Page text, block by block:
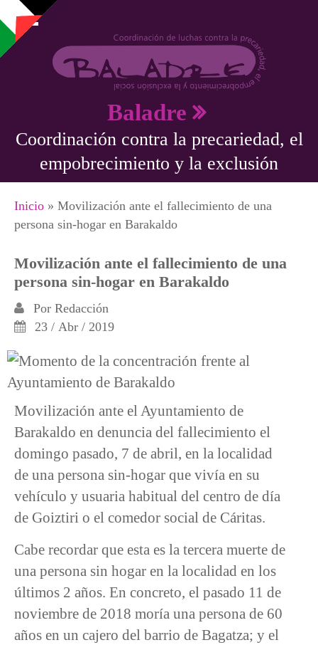
Pasar al contenido principal
Baladre
Coordinación contra la precariedad, el
empobrecimiento y la exclusión
Se encuentra usted aquí
Inicio » Movilización ante el fallecimiento de una
persona sin-hogar en Barakaldo
Movilización ante el fallecimiento de una
persona sin-hogar en Barakaldo
Por Redacción
23 / Abr / 2019
Movilización ante el Ayuntamiento de
Barakaldo en denuncia del fallecimiento el
domingo pasado, 7 de abril, en la localidad
de una persona sin-hogar que vivía en su
vehículo y usuaria habitual del centro de día
de Goiztiri o el comedor social de Cáritas.
Cabe recordar que esta es la tercera muerte de
una persona sin hogar en la localidad en los
últimos 2 años. En concreto, el pasado 11 de
noviembre de 2018 moría una persona de 60
años en un cajero del barrio de Bagatza; y el